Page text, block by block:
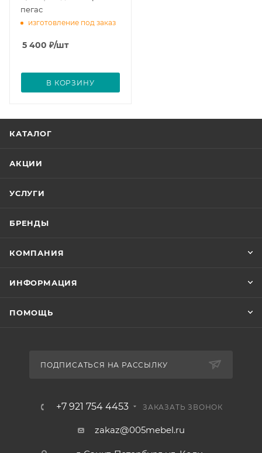
пегас
изготовление под заказ
5 400 ₽/шт
В КОРЗИНУ
КАТАЛОГ
АКЦИИ
УСЛУГИ
БРЕНДЫ
КОМПАНИЯ
ИНФОРМАЦИЯ
ПОМОЩЬ
ПОДПИСАТЬСЯ НА РАССЫЛКУ
+7 921 754 4453 ЗАКАЗАТЬ ЗВОНОК
zakaz@005mebel.ru